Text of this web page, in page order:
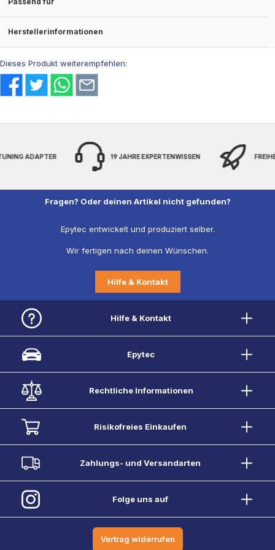
Herstellerinformationen
Dieses Produkt weiterempfehlen:
ADAPTER 19 JAHRE EXPERTENWISSEN
Fragen? Oder deinen Artikel nicht gefunden?
Epytec entwickelt und produziert selber.
Wir fertigen nach deinen Wünschen.
Hilfe & Kontakt
Hilfe & Kontakt
Epytec
Rechtliche Informationen
Risikofreies Einkaufen
Zahlungs- und Versandarten
Folge uns auf
Vertrag widerrufen